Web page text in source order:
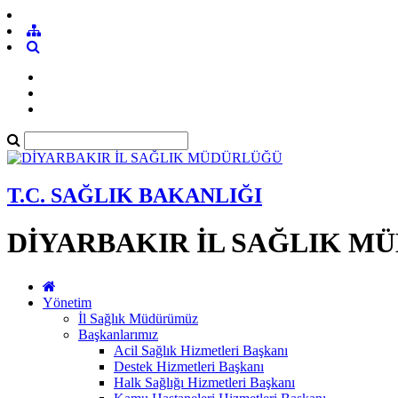
T.C. SAĞLIK BAKANLIĞI
DİYARBAKIR İL SAĞLIK
Yönetim
İl Sağlık Müdürümüz
Başkanlarımız
Acil Sağlık Hizmetleri Başkanı
Destek Hizmetleri Başkanı
Halk Sağlığı Hizmetleri Başkanı